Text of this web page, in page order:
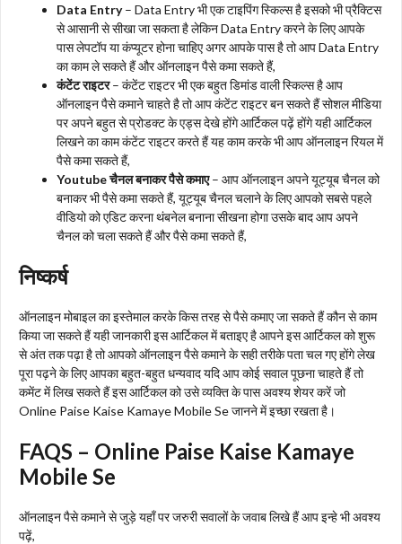
Data Entry– Data Entry भी एक टाइपिंग स्किल्स है इसको भी प्रैक्टिस
से आसानी से सीखा जा सकता है लेकिन Data Entry करने के लिए आपके
पास लेपटॉप या कंप्यूटर होना चाहिए अगर आपके पास है तो आप Data Entry
का काम ले सकते हैं और ऑनलाइन पैसे कमा सकते हैं,
कंटेंट राइटर– कंटेंट राइटर भी एक बहुत डिमांड वाली स्किल्स है आप
ऑनलाइन पैसे कमाने चाहते है तो आप कंटेंट राइटर बन सकते हैं सोशल मीडिया
पर अपने बहुत से प्रोडक्ट के एड्स देखे होंगे आर्टिकल पढ़ें होंगे यही आर्टिकल
लिखने का काम कंटेंट राइटर करते हैं यह काम करके भी आप ऑनलाइन रियल में
पैसे कमा सकते हैं,
Youtube चैनल बनाकर पैसे कमाए– आप ऑनलाइन अपने यूट्यूब चैनल को
बनाकर भी पैसे कमा सकते हैं, यूट्यूब चैनल चलाने के लिए आपको सबसे पहले
वीडियो को एडिट करना थंबनेल बनाना सीखना होगा उसके बाद आप अपने
चैनल को चला सकते हैं और पैसे कमा सकते हैं,
निष्कर्ष
ऑनलाइन मोबाइल का इस्तेमाल करके किस तरह से पैसे कमाए जा सकते हैं कौन से काम
किया जा सकते हैं यही जानकारी इस आर्टिकल में बताइए है आपने इस आर्टिकल को शुरू
से अंत तक पढ़ा है तो आपको ऑनलाइन पैसे कमाने के सही तरीके पता चल गए होंगे लेख
पूरा पढ़ने के लिए आपका बहुत-बहुत धन्यवाद यदि आप कोई सवाल पूछना चाहते हैं तो
कमेंट में लिख सकते हैं इस आर्टिकल को उसे व्यक्ति के पास अवश्य शेयर करें जो
Online Paise Kaise Kamaye Mobile Se जानने में इच्छा रखता है।
FAQS – Online Paise Kaise Kamaye
Mobile Se
ऑनलाइन पैसे कमाने से जुड़े यहाँ पर जरुरी सवालों के जवाब लिखे हैं आप इन्हे भी अवश्य
पढ़ें,